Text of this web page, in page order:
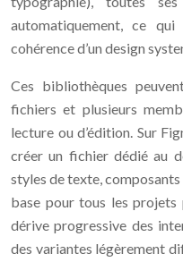
automatiquement, ce
cohérence d’un design
Ces bibliothèques
fichiers et plusieurs
lecture ou d’édition. Sur
créer un fichier dédié au
styles de texte,
base pour tous les
dérive progressive des
des variantes légèrement